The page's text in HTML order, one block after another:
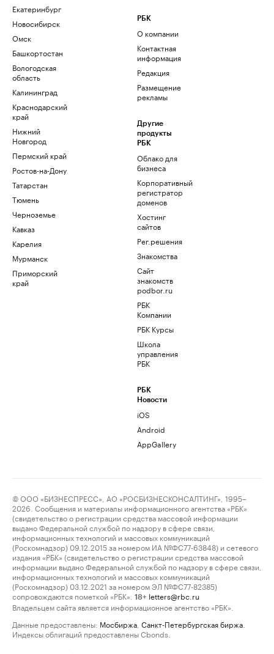
Екатеринбург
Новосибирск
Омск
Башкортостан
Вологодская
область
Калининград
Краснодарский
край
Нижний
Новгород
Пермский край
Ростов-на-Дону
Татарстан
Тюмень
Черноземье
Кавказ
Карелия
Мурманск
Приморский
край
РБК
О компании
Контактная
информация
Редакция
Размещение
рекламы
Другие
продукты
РБК
Облако для
бизнеса
Корпоративный
регистратор
доменов
Хостинг
сайтов
Рег.решения
Знакомства
Сайт
знакомств
podbor.ru
РБК
Компании
РБК Курсы
Школа
управления
РБК
РБК
Новости
iOS
Android
AppGallery
© ООО «БИЗНЕСПРЕСС», АО «РОСБИЗНЕСКОНСАЛТИНГ», 1995–
2026. Сообщения и материалы информационного агентства «РБК»
(свидетельство о регистрации средства массовой информации
выдано Федеральной службой по надзору в сфере связи,
информационных технологий и массовых коммуникаций
(Роскомнадзор) 09.12.2015 за номером ИА №ФС77-63848) и сетевого
издания «РБК» (свидетельство о регистрации средства массовой
информации выдано Федеральной службой по надзору в сфере связи,
информационных технологий и массовых коммуникаций
(Роскомнадзор) 03.12.2021 за номером ЭЛ №ФС77-82385)
сопровождаются пометкой «РБК».
18+ letters@rbc.ru
Владельцем сайта является информационное агентство «РБК».
Данные предоставлены: Мосбиржа Санкт-Петербургская биржа
Индексы облигаций предоставлены Cbonds.